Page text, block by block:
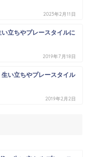
2023年2月11日
立ちやプレースタイルに
2019年7月18日
い立ちやプレースタイル
2019年2月2日